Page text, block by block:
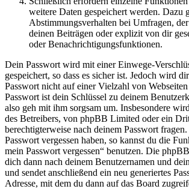
weitere Daten gespeichert werden. Dazu
Abstimmungsverhalten bei Umfragen,
deinen Beiträgen oder explizit von dir
oder Benachrichtigungsfunktionen.
Dein Passwort wird mit einer Einwege-
gespeichert, so dass es sicher ist. Jedoch wird
Passwort nicht auf einer Vielzahl von
Passwort ist dein Schlüssel zu deinem
also geh mit ihm sorgsam um. Insbesondere
des Betreibers, von phpBB Limited oder ein
berechtigterweise nach deinem Passwort
Passwort vergessen haben, so kannst du die
mein Passwort vergessen“ benutzen. Die
dich dann nach deinem Benutzernamen und
und sendet anschließend ein neu generiertes
Adresse, mit dem du dann auf das Board